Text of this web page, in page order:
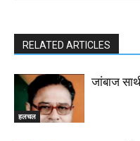
RELATED ARTICLES
हलचल
जांबाज